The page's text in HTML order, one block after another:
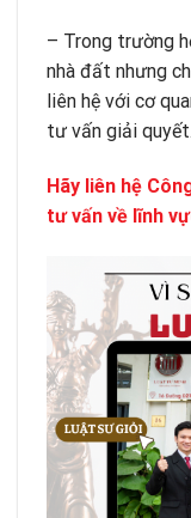
– Trong trường
nhà đất nhưng
liên hệ với cơ
tư vấn giải quyết.
Hãy liên hệ
tư vấn về lĩnh